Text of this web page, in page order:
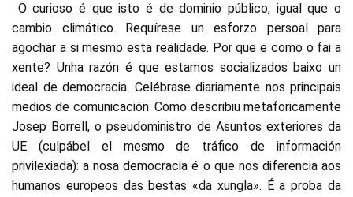
O curioso é que isto é de dominio público, igual que o
cambio climático. Requírese un esforzo persoal para
agochar a si mesmo esta realidade. Por que e como o fai a
xente? Unha razón é que estamos socializados baixo un
ideal de democracia. Celébrase diariamente nos principais
medios de comunicación. Como describiu metaforicamente
Josep Borrell, o pseudoministro de Asuntos exteriores da
UE (culpábel el mesmo de tráfico de información
privilexiada): a nosa democracia é o que nos diferencia aos
humanos europeos das bestas «da xungla». É a proba da